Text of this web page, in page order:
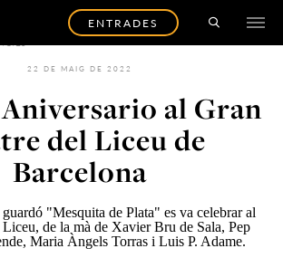
ENTRADES
22 DE MAIG DE 2022
Aniversario al Gran
del Liceu de
Barcelona
"Mesquita de Plata" es va celebrar al
de la mà de Xavier Bru de Sala, Pep
Maria Àngels Torras i Luis P. Adame.